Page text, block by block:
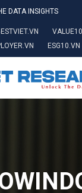
DATA INSIGHTS
ESG10.VN